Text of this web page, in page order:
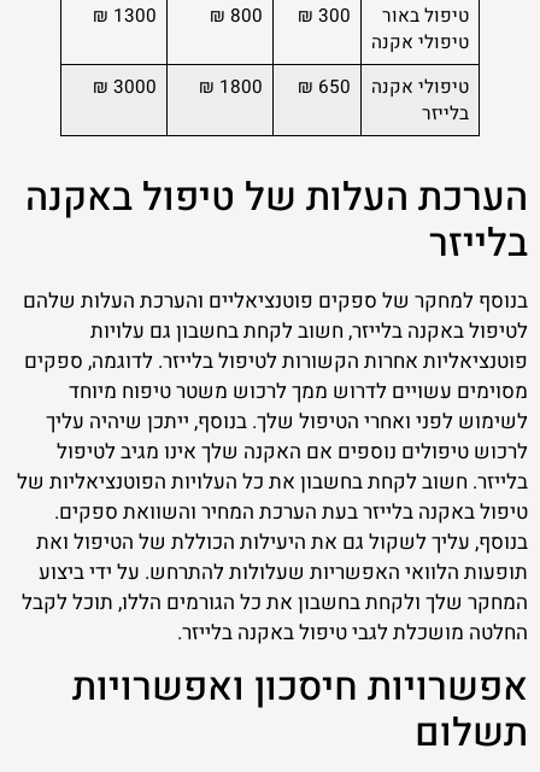
טיפול באור
טיפולי אקנה
300 ₪
800 ₪
1300 ₪
טיפולי אקנה
בלייזר
650 ₪
1800 ₪
3000 ₪
הערכת העלות של טיפול באקנה
בלייזר
בנוסף למחקר של ספקים פוטנציאליים והערכת העלות שלהם
לטיפול באקנה בלייזר, חשוב לקחת בחשבון גם עלויות
פוטנציאליות אחרות הקשורות לטיפול בלייזר. לדוגמה, ספקים
מסוימים עשויים לדרוש ממך לרכוש משטר טיפוח מיוחד
לשימוש לפני ואחרי הטיפול שלך. בנוסף, ייתכן שיהיה עליך
לרכוש טיפולים נוספים אם האקנה שלך אינו מגיב לטיפול
בלייזר. חשוב לקחת בחשבון את כל העלויות הפוטנציאליות של
טיפול באקנה בלייזר בעת הערכת המחיר והשוואת ספקים.
בנוסף, עליך לשקול גם את היעילות הכוללת של הטיפול ואת
תופעות הלוואי האפשריות שעלולות להתרחש. על ידי ביצוע
המחקר שלך ולקחת בחשבון את כל הגורמים הללו, תוכל לקבל
החלטה מושכלת לגבי טיפול באקנה בלייזר.
אפשרויות חיסכון ואפשרויות
תשלום